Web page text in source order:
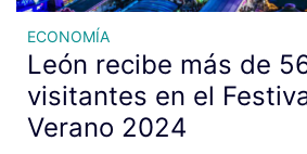
ECONOMÍA
León recibe más de
visitantes en el
Verano 2024